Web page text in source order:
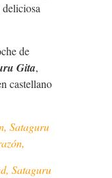
de
Gita,
castellano
Sataguru
Sataguru